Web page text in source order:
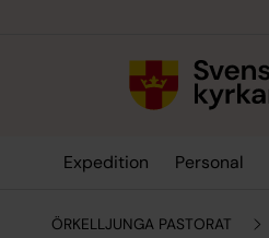
Expedition Personal
ÖRKELLJUNGA PASTORAT